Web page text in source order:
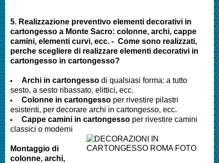
5. Realizzazione preventivo elementi decorativi in
cartongesso a Monte Sacro: colonne, archi, cappe
camini, elementi curvi, ecc. - Come sono realizzati,
perche scegliere di realizzare elementi decorativi in
cartongesso in cartongesso?
Archi in cartongesso di qualsiasi forma: a tutto
sesto, a sesto ribassato, elittici, ecc.
Colonne in cartongesso per rivestire pilastri
esistenti, per decorare archi in cartongesso, ecc.
Cappe camini in cartongesso per rivestire camini
classici o moderni
Montaggio di
colonne, archi,